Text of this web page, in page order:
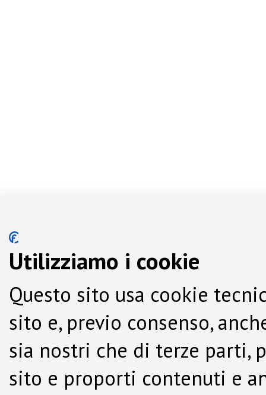
Utilizziamo i cookie
Questo sito usa cookie
sito e, previo consenso,
sia nostri che di terze parti,
sito e proporti contenuti e